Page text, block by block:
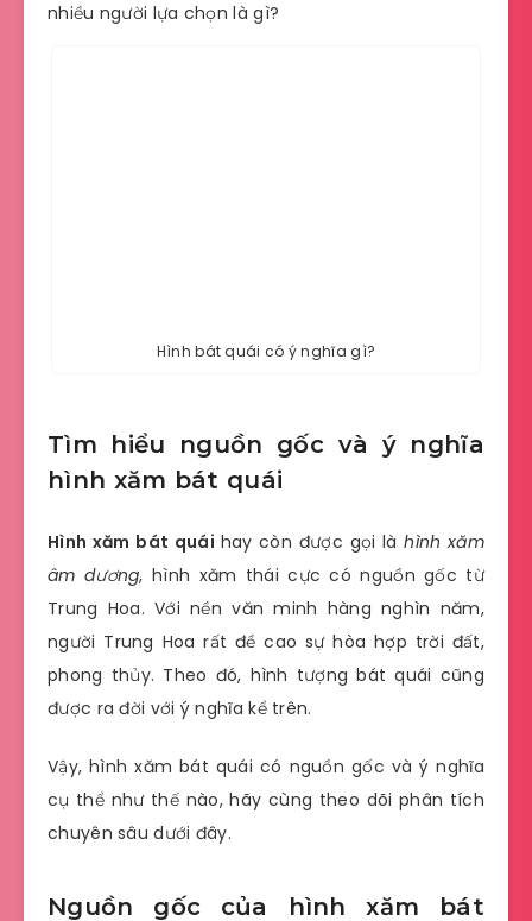
nhiều người lựa chọn là gì?
Hình bát quái có ý nghĩa gì?
Tìm hiểu nguồn gốc và ý nghĩa
hình xăm bát quái
Hình xăm bát quái hay còn được gọi làhình xăm
âm dương, hình xăm thái cực có nguồn gốc từ
Trung Hoa. Với nền văn minh hàng nghìn năm,
người Trung Hoa rất đề cao sự hòa hợp trời đất,
phong thủy. Theo đó, hình tượng bát quái cũng
được ra đời với ý nghĩa kể trên.
Vậy, hình xăm bát quái có nguồn gốc và ý nghĩa
cụ thể như thế nào, hãy cùng theo dõi phân tích
chuyên sâu dưới đây.
Nguồn gốc của hình xăm bát